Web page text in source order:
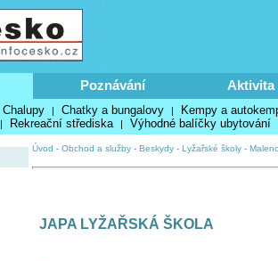
Poznávání Aktivita
Chalupy | Chatky a bungalovy | Kempy a
| Rekreační střediska | Výhodné balíčky ubytování
Úvod - Obchod a služby - Beskydy - Lyžařské školy -
JAPA LYŽAŘSKÁ ŠKOLA